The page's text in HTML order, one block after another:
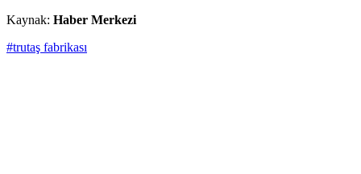
Kaynak: Haber Merkezi
#trutaş fabrikası